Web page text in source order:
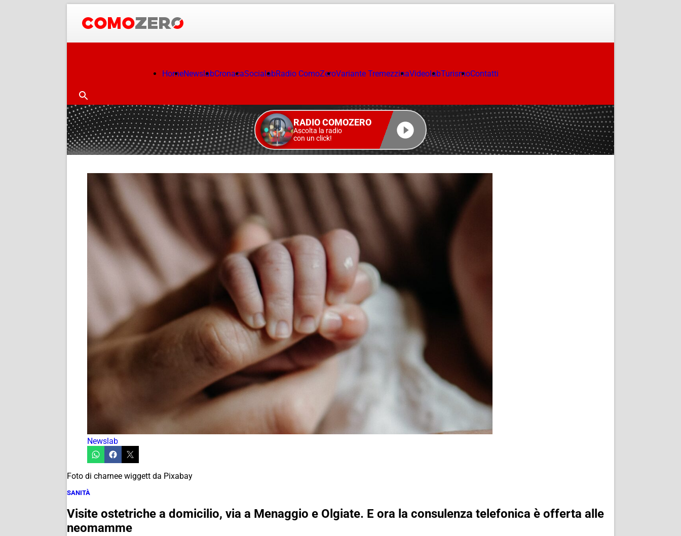
HomeNewslabCronacaSocialabRadio ComoZeroVariante TremezzinaVideolabTurismoContatti
RADIO COMOZERO
Ascolta la radio
con un click!
Newslab
Foto di charnee wiggett da Pixabay
SANITÀ
Visite ostetriche a domicilio, via a Menaggio e Olgiate. E ora la consulenza telefonica è offerta alle
neomamme